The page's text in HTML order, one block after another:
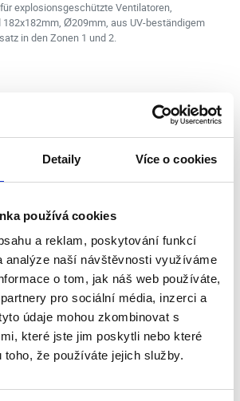
Detaily Více o cookies
používá cookies
a reklam, poskytování funkcí
analýze naší návštěvnosti využíváme
o tom, jak náš web používáte,
pro sociální média, inzerci a
údaje mohou zkombinovat s
které jste jim poskytli nebo které
že používáte jejich služby.
explosionsgeschützte Ventilatoren,
Ø209mm, aus UV-beständigem
in den Zonen 1 und 2.
WSK 65 Ex